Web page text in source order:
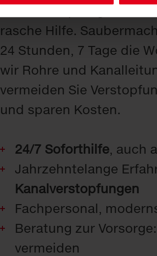
rasche Hilfe.
24 Stunden, 7 Tage die
wir Rohre und
vermeiden Sie
und sparen Kosten.
24/7 Soforthilfe, auch
Jahrzehntelange
Kanalverstopfungen
Fachpersonal,
Beratung zur
vermeiden